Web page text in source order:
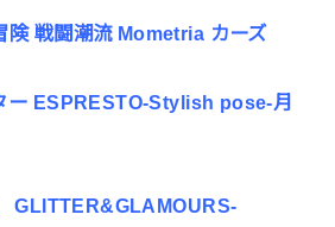
険 戦闘潮流 Mometria カーズ
ー ESPRESTO-Stylish pose-月
GLITTER&GLAMOURS-